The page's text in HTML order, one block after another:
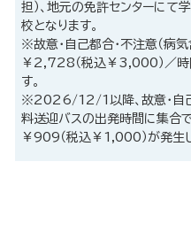
担）、地元の免許センターにて
校となります。
※故意・自己都合・不注意（病
￥2,728（税込￥3,000）／時
す。
※2026/12/1以降、故意・自己
料送迎バスの出発時間に集合
￥909（税込￥1,000）が発生し